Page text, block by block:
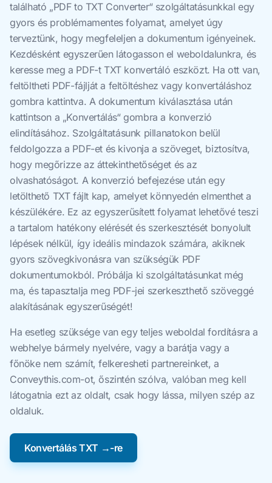
található „PDF to TXT Converter“ szolgáltatásunkkal egy
gyors és problémamentes folyamat, amelyet úgy
terveztünk, hogy megfeleljen a dokumentum igényeinek.
Kezdésként egyszerűen látogasson el weboldalunkra, és
keresse meg a PDF-t TXT konvertáló eszközt. Ha ott van,
feltöltheti PDF-fájlját a feltöltéshez vagy konvertáláshoz
gombra kattintva. A dokumentum kiválasztása után
kattintson a „Konvertálás“ gombra a konverzió
elindításához. Szolgáltatásunk pillanatokon belül
feldolgozza a PDF-et és kivonja a szöveget, biztosítva,
hogy megőrizze az áttekinthetőséget és az
olvashatóságot. A konverzió befejezése után egy
letölthető TXT fájlt kap, amelyet könnyedén elmenthet a
készülékére. Ez az egyszerűsített folyamat lehetővé teszi
a tartalom hatékony elérését és szerkesztését bonyolult
lépések nélkül, így ideális mindazok számára, akiknek
gyors szövegkivonásra van szükségük PDF
dokumentumokból. Próbálja ki szolgáltatásunkat még
ma, és tapasztalja meg PDF-jei szerkeszthető szöveggé
alakításának egyszerűségét!
Ha esetleg szüksége van egy teljes weboldal fordításra a
webhelye bármely nyelvére, vagy a barátja vagy a
főnöke nem számít, felkeresheti partnereinket, a
Conveythis.com-ot, őszintén szólva, valóban meg kell
látogatnia ezt az oldalt, csak hogy lássa, milyen szép az
oldaluk.
Konvertálás TXT →-re